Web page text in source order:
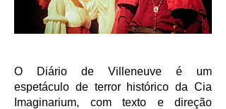
O Diário de Villeneuve é um
espetáculo de terror histórico da Cia
Imaginarium, com texto e direção